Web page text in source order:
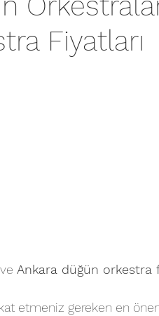
Fiyatları
ve Ankara düğün orkestra
etmeniz gereken en